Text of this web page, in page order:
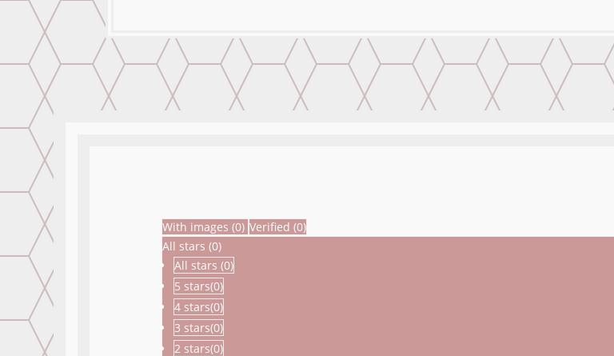
With images (0) Verified (0)
All stars (0)
All stars (0)
5 stars(0)
4 stars(0)
3 stars(0)
2 stars(0)